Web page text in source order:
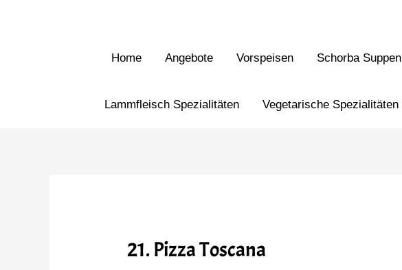
Home Angebote Vorspeisen Schorba Suppen
Lammfleisch Spezialitäten Vegetarische Spezialitäten
21. Pizza Toscana